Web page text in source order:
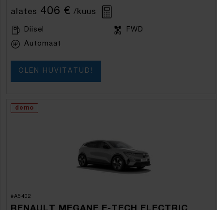
alates 406 € /kuus
Diisel
FWD
Automaat
OLEN HUVITATUD!
demo
#A5402